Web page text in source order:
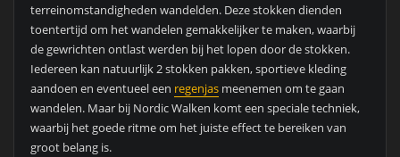
terreinomstandigheden wandelden. Deze stokken dienden
toentertijd om het wandelen gemakkelijker te maken, waarbij
de gewrichten ontlast werden bij het lopen door de stokken.
Iedereen kan natuurlijk 2 stokken pakken, sportieve kleding
aandoen en eventueel een regenjasmeenemen om te gaan
wandelen. Maar bij Nordic Walken komt een speciale techniek,
waarbij het goede ritme om het juiste effect te bereiken van
groot belang is.